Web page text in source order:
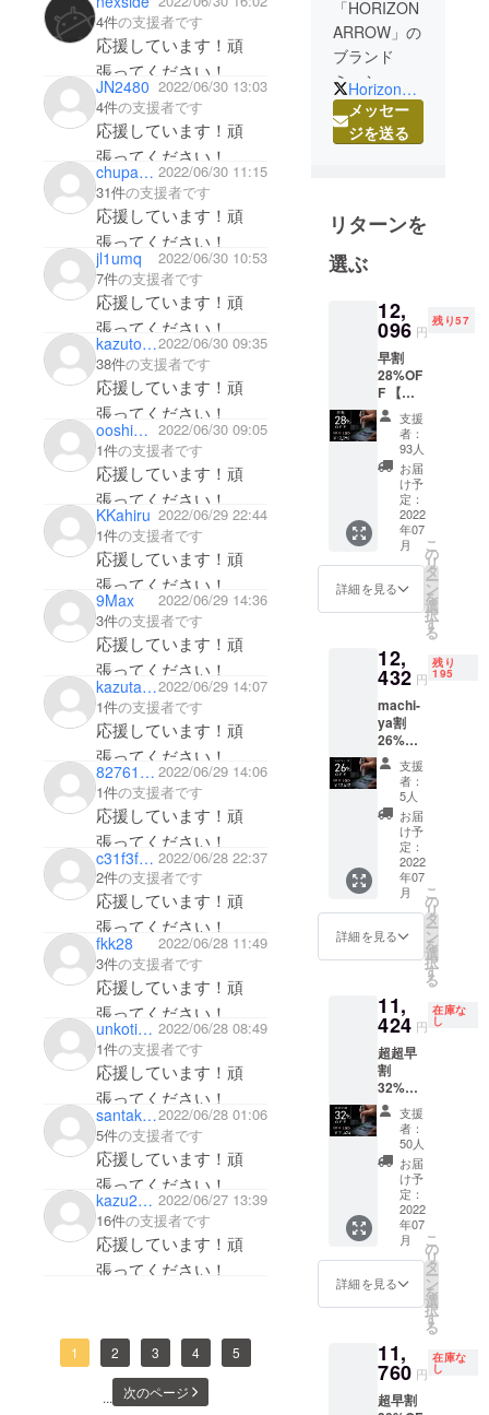
4件の支援者です
応援しています！頑
張ってください！
JN2480 2022/06/30 13:03
4件の支援者です
応援しています！頑
張ってください！
chupachupz 2022/06/30 11:15
31件の支援者です
応援しています！頑
張ってください！
jl1umq
2022/06/30 10:53
7件の支援者です
応援しています！頑
張ってください！
kazutofukuda2022/06/30 09:35
38件の支援者です
応援しています！頑
張ってください！
ooshimaytkm 2022/06/30 09:05
1件の支援者です
応援しています！頑
張ってください！
KKahiru 2022/06/29 22:44
1件の支援者です
応援しています！頑
張ってください！
9Max
2022/06/29 14:36
3件の支援者です
応援しています！頑
張ってください！
kazutake_2022/06/29 14:07
1件の支援者です
応援しています！頑
張ってください！
827613da7b84 2022/06/29 14:06
1件の支援者です
応援しています！頑
張ってください！
c31f3f8f7684 2022/06/28 22:37
2件の支援者です
応援しています！頑
張ってください！
fkk28
2022/06/28 11:49
3件の支援者です
応援しています！頑
張ってください！
unkotintin82 2022/06/28 08:49
1件の支援者です
応援しています！頑
張ってください！
santakuma2022/06/28 01:06
5件の支援者です
応援しています！頑
張ってください！
kazu24558571 2022/06/27 13:39
16件の支援者です
応援しています！頑
張ってください！
1 2 3 4 5
... 次のページ
「HORIZON
ARROW」の
ブランド
ミッション
は、アウト
ドア用品、
どユニーク
で信頼性の
高い商品・
提供するこ
とです。私
たち自身が
実際に使っ
てみて、本
当に良いと
思ったもの
だけをご紹
介しており
ます。
何か質問や
不明点があ
る場合は、
問い合わせ
ください。
これからも
どうぞよろ
しくお願い
します。
「HORIZON
ARROW」は
KIMEX
JAPANが展
ンドです。
Horizon_Arrow
メッセー
ジを送る
リターンを
選ぶ
12,
096 円
残り57
早割
28%OF
F 【送
料込
み】100
ビット
電動ド
ライ
バー＆
20ツー
ルセッ
ト ・ 先
着150名
様限定
・一般
販売予
格：
16,800
円(税込)
・割引
率は税
込予定
販売価
16,800
円(税込)
に対す
るもの
です ・
価格は
消費税
込・送
料込で
支援
者：
93人
お届
け予
定：
2022
年07
月
詳細を見る
こ
の
リ
タ
ー
ン
を
選
択
す
る
12,
432 円
残り
195
machi-
ya割
26%OF
F 【送
料込
み】100
ビット
電動ド
ライ
バー＆
20ツー
ルセッ
ト ・ 先
着200名
様限定
・一般
定価
格：
16,800
円(税込)
・割引
率は税
込予定
販売価
16,800
円(税込)
に対す
るもの
です ・
価格は
消費税
込・送
支援
者：
5人
お届
け予
定：
2022
年07
月
詳細を見る
こ
の
リ
タ
ー
ン
を
選
択
す
る
11,
424 円
在庫な
し
超超早
割
32%OF
F 【送
料込
み】100
ビット
電動ド
ライ
バー＆
20ツー
ルセッ
ト ・ 先
着50名
様限定
・一般
定価
格：
16,800
円(税込)
支援
者：
50人
お届
け予
定：
2022
年07
月
詳細を見る
こ
の
リ
タ
ー
ン
を
選
択
す
る
11,
760 円
在庫な
し
超早割